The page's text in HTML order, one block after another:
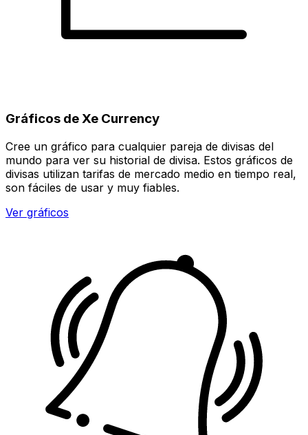
Gráficos de Xe Currency
Cree un gráfico para cualquier pareja de divisas del
mundo para ver su historial de divisa. Estos gráficos de
divisas utilizan tarifas de mercado medio en tiempo real,
son fáciles de usar y muy fiables.
Ver gráficos